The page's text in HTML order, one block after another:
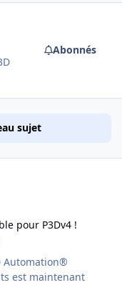
Abonnés
sujet
pour P3Dv4 !
Automation®
est maintenant